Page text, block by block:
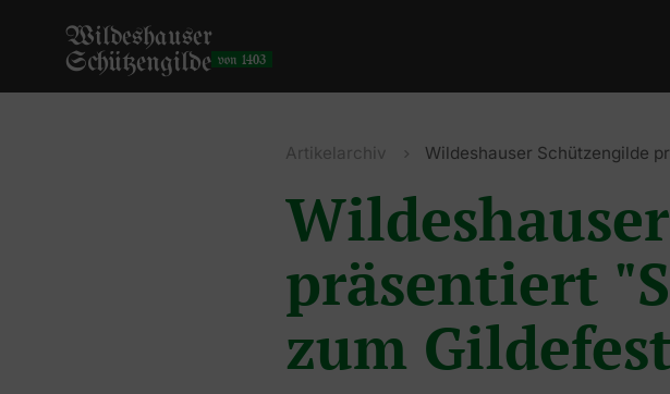
Wildeshauser
Schützengilde von 1403
Artikelarchiv Wildeshauser Schützengilde
präsentiert
zum